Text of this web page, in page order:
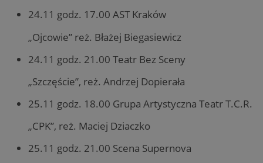
24.11 godz. 17.00 AST Kraków
„Ojcowie” reż. Błażej Biegasiewicz
24.11 godz. 21.00 Teatr Bez Sceny
„Szczęście”, reż. Andrzej Dopierała
25.11 godz. 18.00 Grupa Artystyczna Teatr T.C.R.
„CPK”, reż. Maciej Dziaczko
25.11 godz. 21.00 Scena Supernova